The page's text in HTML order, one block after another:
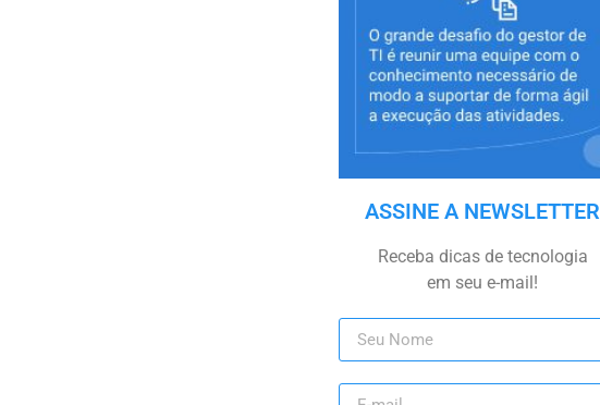
ASSINE A NEWSLETTER
Receba dicas de tecnologia
em seu e-mail!